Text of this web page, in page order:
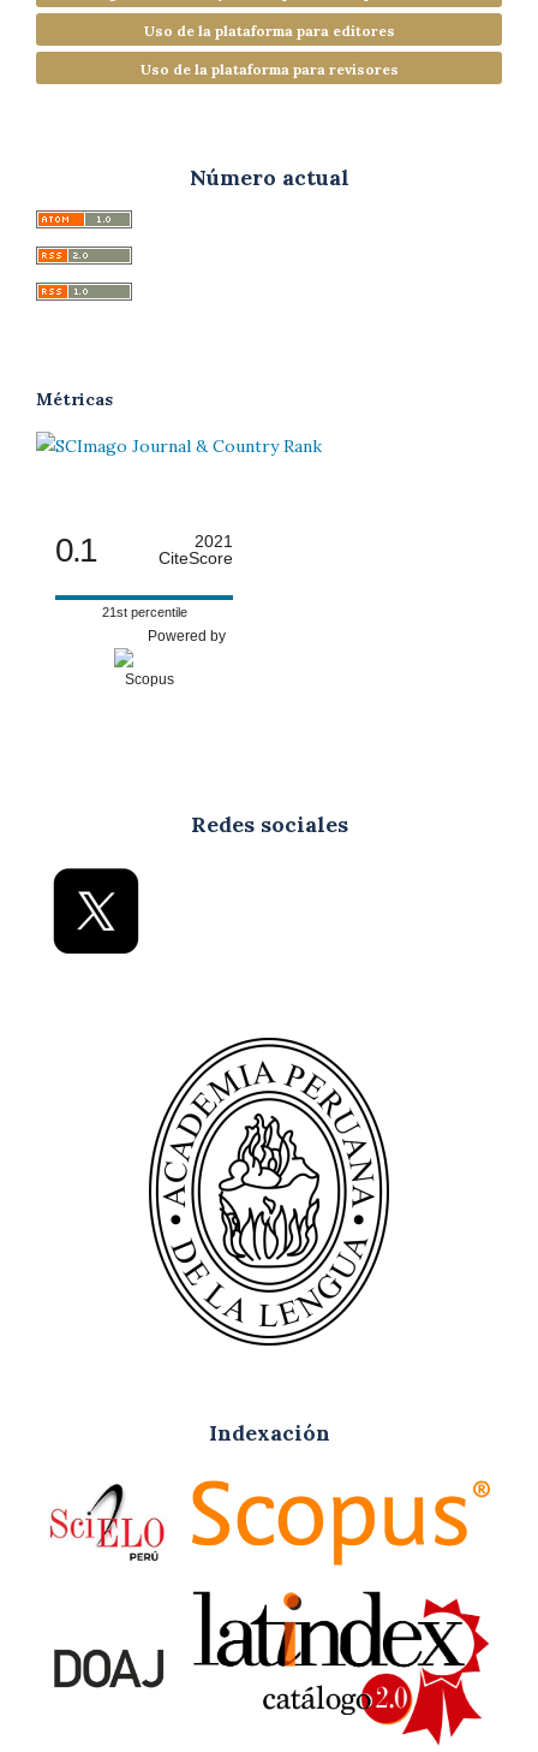
Uso de la plataforma para editores
Uso de la plataforma para revisores
Número actual
Métricas
0.1
2021
CiteScore
21st percentile
Powered by
Redes sociales
Indexación